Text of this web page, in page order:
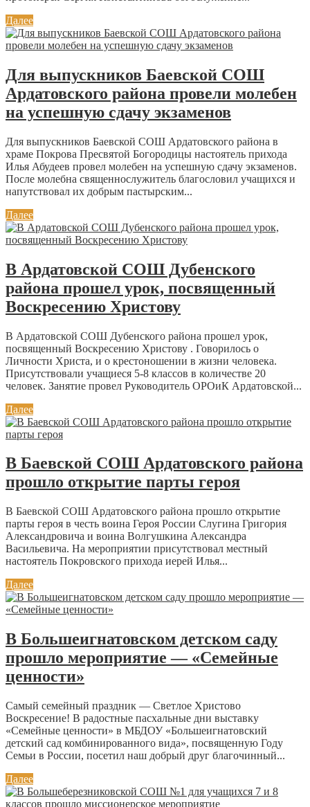
Далее
Для выпускников Баевской СОШ
Ардатовского района провели молебен
на успешную сдачу экзаменов
Для выпускников Баевской СОШ Ардатовского района в
храме Покрова Пресвятой Богородицы настоятель прихода
Илья Абудеев провел молебен на успешную сдачу экзаменов.
После молебна священнослужитель благословил учащихся и
напутствовал их добрым пастырским...
Далее
В Ардатовской СОШ Дубенского
района прошел урок, посвященный
Воскресению Христову
В Ардатовской СОШ Дубенского района прошел урок,
посвященный Воскресению Христову . Говорилось о
Личности Христа, и о крестоношении в жизни человека.
Присутствовали учащиеся 5-8 классов в количестве 20
человек. Занятие провел Руководитель ОРОиК Ардатовской...
Далее
В Баевской СОШ Ардатовского района
прошло открытие парты героя
В Баевской СОШ Ардатовского района прошло открытие
парты героя в честь воина Героя России Слугина Григория
Александровича и воина Волгушкина Александра
Васильевича. На мероприятии присутствовал местный
настоятель Покровского прихода иерей Илья...
Далее
В Большеигнатовском детском саду
прошло мероприятие — «Семейные
ценности»
Самый семейный праздник — Светлое Христово
Воскресение! В радостные пасхальные дни выставку
«Семейные ценности» в МБДОУ «Большеигнатовский
детский сад комбинированного вида», посвященную Году
Семьи в России, посетил наш добрый друг благочинный...
Далее